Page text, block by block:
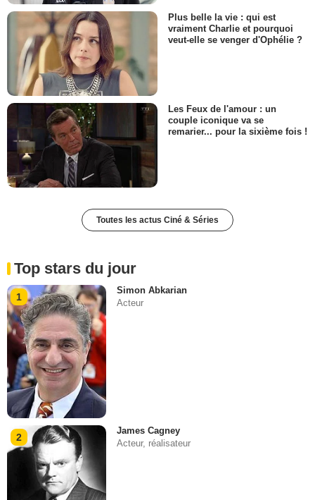
Plus belle la vie : qui est
vraiment Charlie et pourquoi
veut-elle se venger d'Ophélie ?
Les Feux de l'amour : un
couple iconique va se
remarier... pour la sixième fois !
Toutes les actus Ciné & Séries
Top stars du jour
1
Simon Abkarian
Acteur
2
James Cagney
Acteur, réalisateur